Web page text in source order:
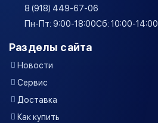
8 (918) 449-67-06
Пн-Пт: 9:00-18:00Сб: 10:00-14:00
Разделы сайта
Новости
Сервис
Доставка
Как купить